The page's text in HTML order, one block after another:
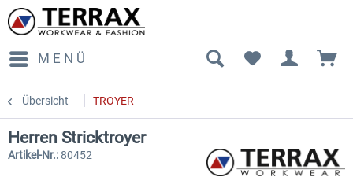
MENÜ
Übersicht TROYER
Herren Stricktroyer
Artikel-Nr.:80452